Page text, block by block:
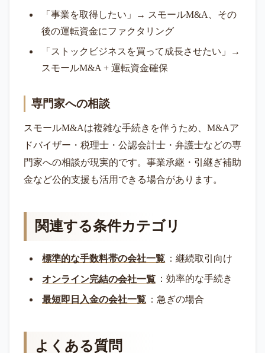
「事業を取得したい」→ スモールM&A、その
後の運転資金にファクタリング
「ストックビジネスを買って成長させたい」→
スモールM&A + 運転資金確保
専門家への相談
スモールM&Aは複雑な手続きを伴うため、M&Aア
ドバイザー・税理士・公認会計士・弁護士などの専
門家への相談が現実的です。事業承継・引継ぎ補助
金など公的支援も活用できる場合があります。
関連する条件カテゴリ
標準的な手数料帯の会社一覧 ：継続取引向け
オンライン完結の会社一覧 ：効率的な手続き
最短即日入金の会社一覧 ：急ぎの場合
よくある質問